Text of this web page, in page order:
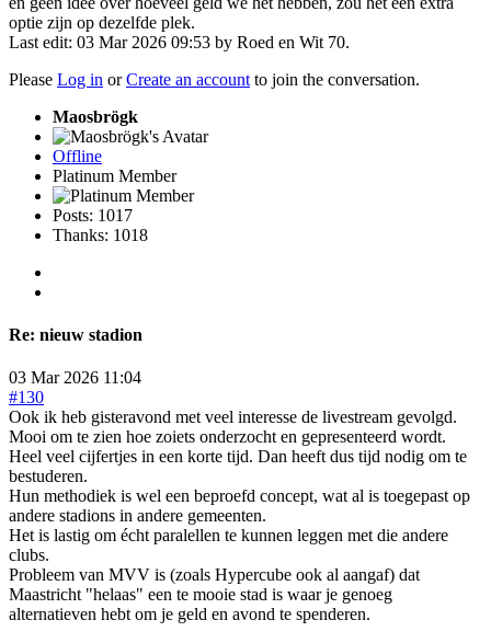
optie zijn op dezelfde plek.
Last edit: 03 Mar 2026 09:53 by Roed en Wit 70.
Please Log in orCreate an account to join the conversation.
Maosbrögk
Offline
Platinum Member
Posts: 1017
Thanks: 1018
Re: nieuw stadion
03 Mar 2026 11:04
#130
Ook ik heb gisteravond met veel interesse de livestream gevolgd.
Mooi om te zien hoe zoiets onderzocht en gepresenteerd wordt.
Heel veel cijfertjes in een korte tijd. Dan heeft dus tijd nodig om te
bestuderen.
Hun methodiek is wel een beproefd concept, wat al is toegepast op
andere stadions in andere gemeenten.
Het is lastig om écht paralellen te kunnen leggen met die andere
clubs.
Probleem van MVV is (zoals Hypercube ook al aangaf) dat
Maastricht "helaas" een te mooie stad is waar je genoeg
alternatieven hebt om je geld en avond te spenderen.